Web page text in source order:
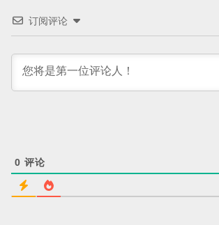
订阅评论
0 评论